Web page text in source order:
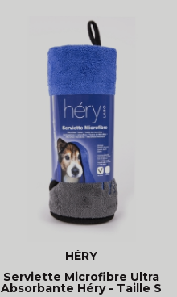
HÉRY
Serviette Microfibre Ultra
Absorbante Héry - Taille S